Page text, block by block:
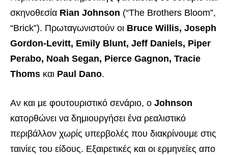
σκηνοθεσία Rian Johnson (“The Brothers Bloom”,
“Brick”). Πρωταγωνιστούν οι Bruce Willis, Joseph
Gordon-Levitt, Emily Blunt, Jeff Daniels, Piper
Perabo, Noah Segan, Pierce Gagnon, Tracie
Thoms και Paul Dano.
Αν και με φουτουριστικό σενάριο, ο Johnson
κατορθώνει να δημιουργήσει ένα ρεαλιστικό
περιβάλλον χωρίς υπερβολές που διακρίνουμε στις
ταινίες του είδους. Εξαιρετικές και οι ερμηνείες απο